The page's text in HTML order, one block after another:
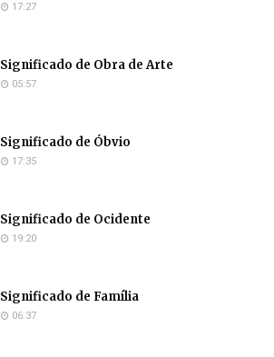
17:27
Significado de Obra de Arte
05:57
Significado de Óbvio
17:35
Significado de Ocidente
19:20
Significado de Família
06:37